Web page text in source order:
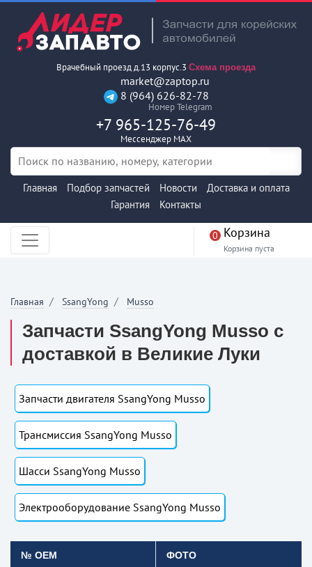
Врачебный проезд д.13 корпус.3 Схема проезда
market@zaptop.ru
8 (964) 626-82-78
Номер Telegram
+7 965-125-76-49
Мессенджер MAX
Главная Подбор запчастей Новости
Доставка и оплата
Гарантия
Контакты
0 Корзина
Корзина пуста
Главная SsangYong Musso
Запчасти SsangYong Musso с
доставкой в Великие Луки
Запчасти двигателя SsangYong Musso
Трансмиссия SsangYong Musso
Шасси SsangYong Musso
Электрооборудование SsangYong Musso
№ OEM ФОТО